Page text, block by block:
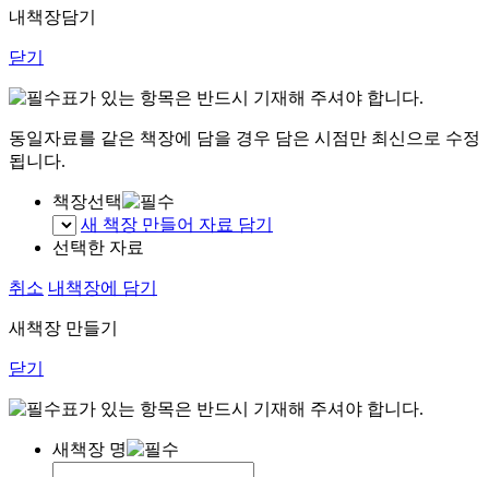
내책장담기
닫기
표가 있는 항목은 반드시 기재해 주셔야 합니다.
동일자료를 같은 책장에 담을 경우 담은 시점만 최신으로 수정
됩니다.
책장선택
새 책장 만들어 자료 담기
선택한 자료
취소 내책장에 담기
새책장 만들기
닫기
표가 있는 항목은 반드시 기재해 주셔야 합니다.
새책장 명